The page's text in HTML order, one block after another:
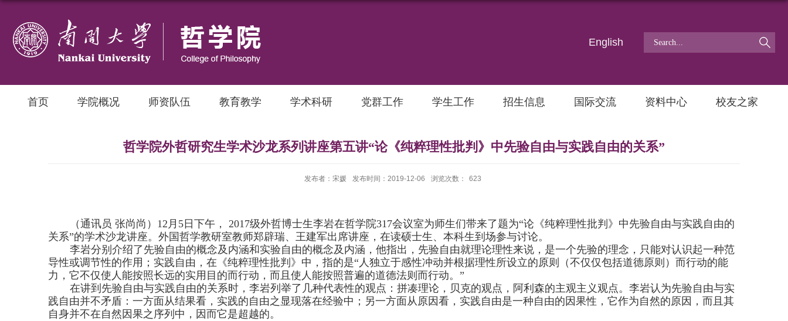
English
首页 学院概况 师资队伍 教育教学 学术科研 党群工作 学生工作 招生信息 国际交流 资料中心 校友之家
哲学院外哲研究生学术沙龙系列讲座第五讲“论《纯粹理性批判》中先验自由与实践自由的关系”
发布者：宋媛 发布时间：2019-12-06 浏览次数： 623
（通讯员 张尚尚） 12 月 5 日下午，2017级外哲博士生李岩在哲学院317会议室为师生们带来了题为“论《纯粹理性批判》中先验自由与实践自由的
关系”的学术沙龙讲座。外国哲学教研室教师郑辟瑞、王建军出席讲座，在读硕士生、本科生到场参与讨论。
李岩分别介绍了先验自由的概念及内涵和实验自由的概念及内涵，他指出，先验自由就理论理性来说，是一个先验的理念，只能对认识起一种范
导性或调节性的作用；实践自由，在《纯粹理性批判》中，指的是“人独立于感性冲动并根据理性所设立的原则（不仅仅包括道德原则）而行动的能
力，它不仅使人能按照长远的实用目的而行动，而且使人能按照普遍的道德法则而行动。”
在讲到先验自由与实践自由的关系时，李岩列举了几种代表性的观点：拼凑理论，贝克的观点，阿利森的主观主义观点。李岩认为先验自由与实
践自由并不矛盾：一方面从结果看，实践的自由之显现落在经验中；另一方面从原因看，实践自由是一种自由的因果性，它作为自然的原因，而且其
自身并不在自然因果之序列中，因而它是超越的。